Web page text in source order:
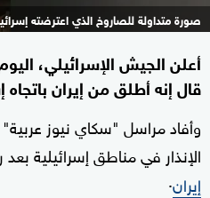
صورة متداولة للصاروخ الذي اعترضته
أعلن الجيش الإسرائيلي،
قال إنه أطلق من إيران باتجاه
وأفاد مراسل "سكاي نيوز
الإنذار في مناطق إسرائيلية
إيران.